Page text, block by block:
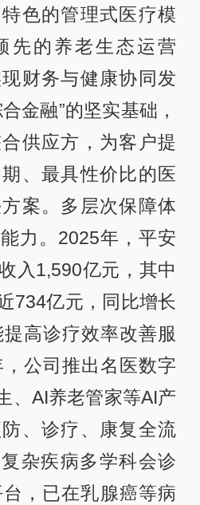
色的管理式医疗模
先的养老生态运营
财务与健康协同发
金融”的坚实基础，
供应方，为客户提
、最具性价比的医
案。多层次保障体
力。2025年，平安
入1,590亿元，其中
734亿元，同比增长
高诊疗效率改善服
公司推出名医数字
、AI养老管家等AI产
、诊疗、康复全流
杂疾病多学科会诊
台，已在乳腺癌等病